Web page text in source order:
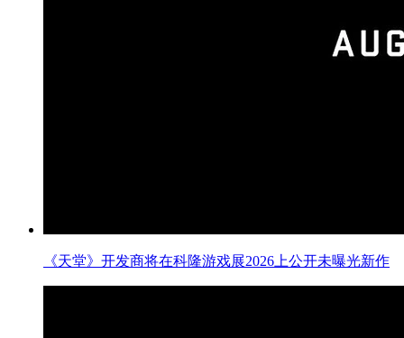
《天堂》开发商将在科隆游戏展2026上公开未曝光新作